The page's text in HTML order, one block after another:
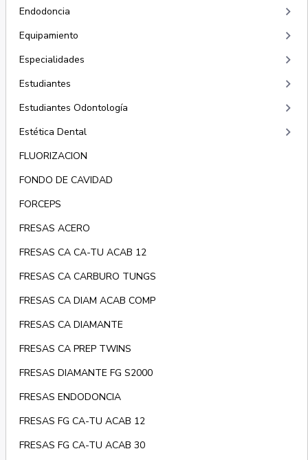
Endodoncia
keyboard_arrow_right
Equipamiento keyboard_arrow_right
Especialidades keyboard_arrow_right
Estudiantes keyboard_arrow_right
Estudiantes Odontología keyboard_arrow_right
Estética Dental keyboard_arrow_right
FLUORIZACION
FONDO DE CAVIDAD
FORCEPS
FRESAS ACERO
FRESAS CA CA-TU ACAB 12
FRESAS CA CARBURO TUNGS
FRESAS CA DIAM ACAB COMP
FRESAS CA DIAMANTE
FRESAS CA PREP TWINS
FRESAS DIAMANTE FG S2000
FRESAS ENDODONCIA
FRESAS FG CA-TU ACAB 12
FRESAS FG CA-TU ACAB 30